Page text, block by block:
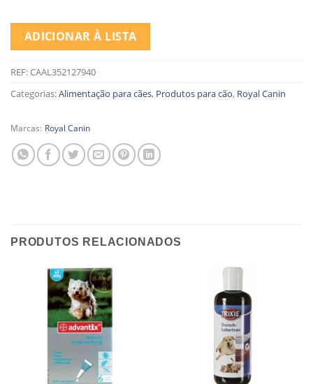
ADICIONAR À LISTA
REF:CAAL352127940
Categorias:Alimentação para cães, Produtos para cão, Royal Canin
Marcas: Royal Canin
PRODUTOS RELACIONADOS